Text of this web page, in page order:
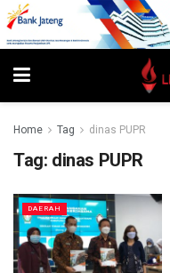
Home Tag dinas PUPR
Tag: dinas PUPR
DAERAH